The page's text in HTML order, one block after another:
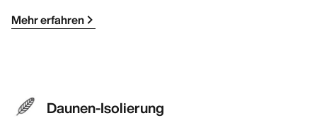
Mehr erfahren
Daunen-Isolierung